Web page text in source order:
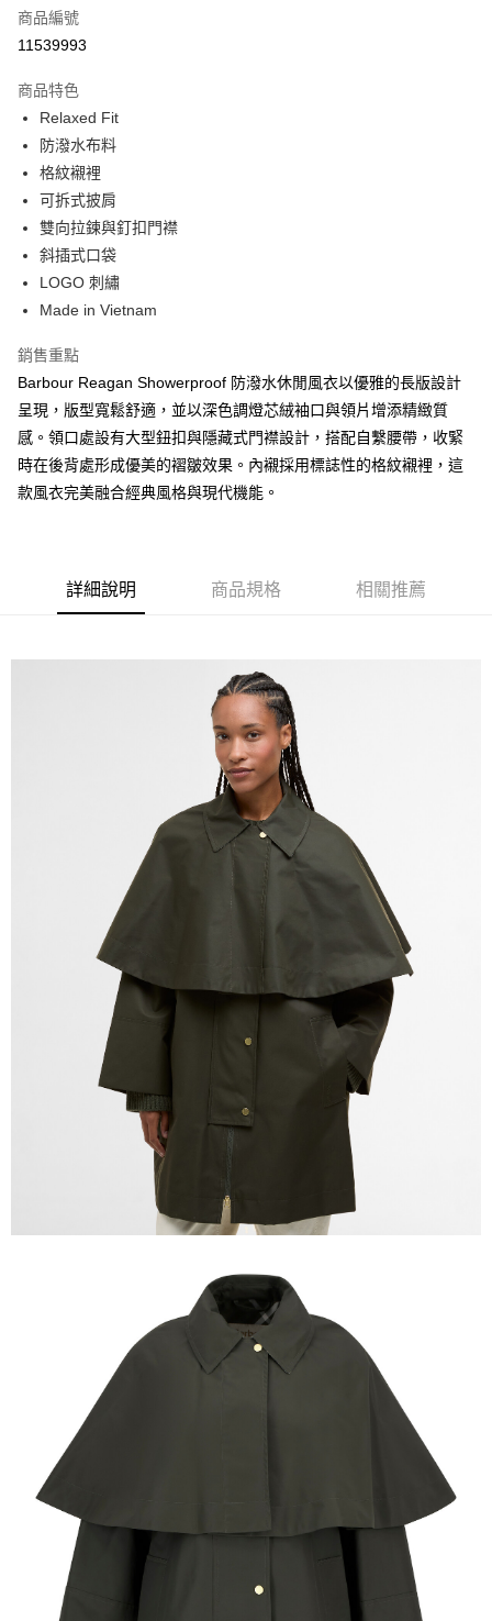
信用卡分期付款
合作金庫商業銀行
華南商業銀行
上海商業儲蓄銀行
國泰世華商業銀行
臺灣中小企業銀行
匯豐（台灣）商業銀行
聯邦商業銀行
元大商業銀行
玉山商業銀行
台新國際商業銀行
Apple Pay
街口支付
悠遊付
全盈+PAY
AFTEE先享後付
相關說明
【關於「AFTEE先享後付」】
便利好安心！
１．簡單：不需註冊會員、不需綁卡、不需儲值。
２．便利：只要手機號碼，簡訊認證，即可結帳。
３．安心：先確認商品／服務後，再付款。
結帳頁面，進行簡訊認證並確認金額後，即可完成結帳。
２．訂單成立數日內，您將收到繳費通知簡訊。
※ 請注意：結帳手續完成當下不需立刻繳費，但若您需要取消訂單，請聯絡
購買商品的店家。未經商家同意取消之訂單仍視為有效，需透過AFTEE先享
※ 交易是否成功請以「AFTEE先享後付 」之結帳頁面顯示為準，若有關於
是否繳費成功／繳費後需取消欲退款等相關疑問，請聯繫「AFTEE先享後付
https://netprotections.freshdesk.com/support/home
１．透過由恩沛科技股份有限公司提供之「AFTEE先享後付」服務完成之交
易，需依本服務之必要範圍內提供個人資料，並將交易相關給付款項請求債
權轉讓予恩沛科技股份有限公司。
２．關於個人資料處理事宜，請瀏覽以下網址：
https://aftee.tw/terms/#terms3
３．未成年的使用者請事先徵得法定代理人或監護人之同意方可使用
「AFTEE先享後付」，若未經同意申辦者引起之損失，本公司不負相關責
４．使用「AFTEE先享後付」時，將依據個別帳號之用戶狀況，依本公司即
時審查核予不同之上限額度；若仍有額度不足之情形，本公司將視審查結果
請求用戶進行身份認證。
５．嚴禁一人註冊多個帳號或使用他人資訊註冊。若發現惡意使用之情形，
恩沛科技股份有限公司將有權停止該用戶之使用額度並採取法律行動。
ATM付款
運送方式
商品編號
11539993
商品特色
Relaxed Fit
防潑水布料
格紋襯裡
可拆式披肩
雙向拉鍊與釘扣門襟
斜插式口袋
LOGO 刺繡
Made in Vietnam
銷售重點
Barbour Reagan Showerproof 防潑水休閒風衣以優雅的長版設計
呈現，版型寬鬆舒適，並以深色調燈芯絨袖口與領片增添精緻質
感。領口處設有大型鈕扣與隱藏式門襟設計，搭配自繫腰帶，收緊
時在後背處形成優美的褶皺效果。內襯採用標誌性的格紋襯裡，這
款風衣完美融合經典風格與現代機能。
詳細說明 商品規格 相關推薦